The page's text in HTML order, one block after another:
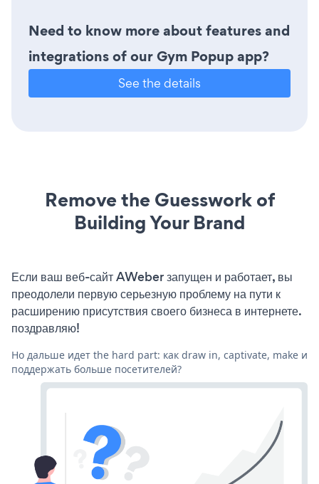
Need to know more about features and
integrations of our Gym Popup app?
See the details
Remove the Guesswork of
Building Your Brand
Если ваш веб-сайт AWeber запущен и работает, вы
преодолели первую серьезную проблему на пути к
расширению присутствия своего бизнеса в интернете.
поздравляю!
Но дальше идет the hard part: как draw in, captivate, make и
поддержать больше посетителей?